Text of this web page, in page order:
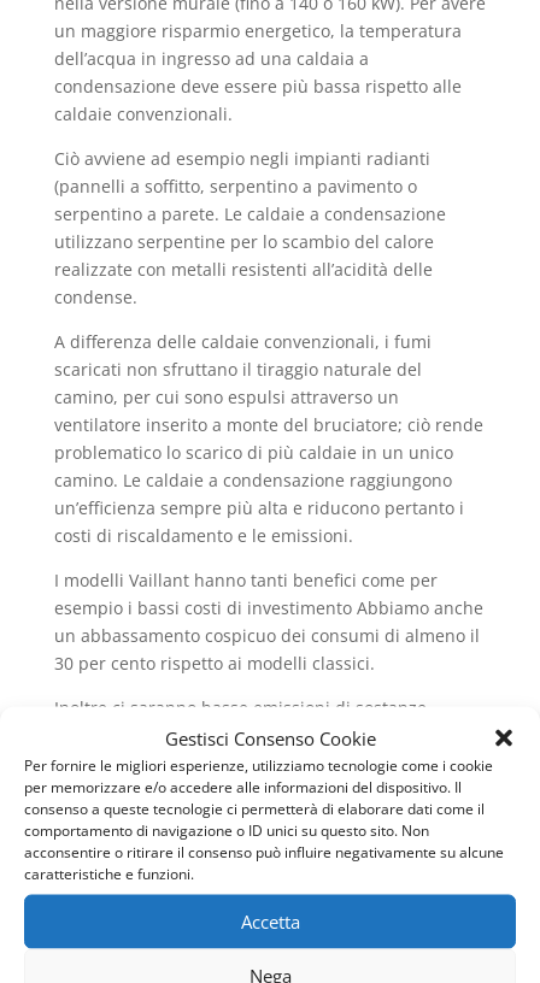
Gestisci Consenso Cookie
Per fornire le migliori esperienze, utilizziamo tecnologie come i cookie
per memorizzare e/o accedere alle informazioni del dispositivo. Il
consenso a queste tecnologie ci permetterà di elaborare dati come il
comportamento di navigazione o ID unici su questo sito. Non
acconsentire o ritirare il consenso può influire negativamente su alcune
caratteristiche e funzioni.
Accetta
Nega
un maggiore risparmio energetico, la temperatura
dell’acqua in ingresso ad una caldaia a
condensazione deve essere più bassa rispetto alle
caldaie convenzionali.
Ciò avviene ad esempio negli impianti radianti
(pannelli a soffitto, serpentino a pavimento o
serpentino a parete. Le caldaie a condensazione
utilizzano serpentine per lo scambio del calore
realizzate con metalli resistenti all’acidità delle
condense.
A differenza delle caldaie convenzionali, i fumi
scaricati non sfruttano il tiraggio naturale del
camino, per cui sono espulsi attraverso un
ventilatore inserito a monte del bruciatore; ciò rende
problematico lo scarico di più caldaie in un unico
camino. Le caldaie a condensazione raggiungono
un’efficienza sempre più alta e riducono pertanto i
costi di riscaldamento e le emissioni.
I modelli Vaillant hanno tanti benefici come per
esempio i bassi costi di investimento Abbiamo anche
un abbassamento cospicuo dei consumi di almeno il
30 per cento rispetto ai modelli classici.
Inoltre ci saranno basse emissioni di sostanze
inquinanti grazie alla tecnologia a condensazione e
Ottima efficienza energetica, fino al 98% Quando si
parla di alta efficienza del 98% delle caldaie a
condensazione, il valore fa riferimento al “potere
calorifico superiore”. Questo deve essere distinto dal
“potere calorifico inferiore” con il quale l’industria
determina il dimensionamento.
Il potere calorifico inferiore è la quantità di calore
che può essere utilizzata nella combustione di una